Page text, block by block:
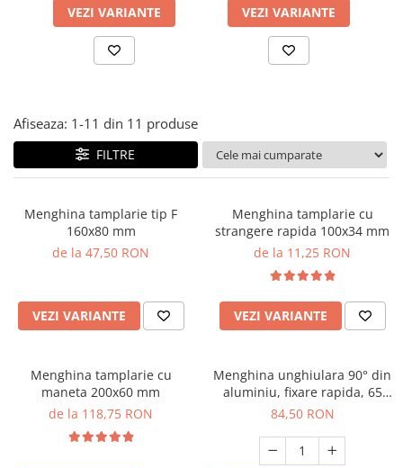
Solutii de curatat & adezivi
Canturi ABS
Clesti/ patenti
Alte scule & unelte
VEZI VARIANTE VEZI VARIANTE
Afiseaza: 1-11 din 11 produse
FILTRE
Menghina tamplarie tip F
160x80 mm
de la 47,50 RON
VEZI VARIANTE
Menghina tamplarie cu
strangere rapida 100x34 mm
de la 11,25 RON
VEZI VARIANTE
Menghina tamplarie cu
maneta 200x60 mm
de la 118,75 RON
Menghina unghiulara 90° din
aluminiu, fixare rapida, 65
mm
84,50 RON